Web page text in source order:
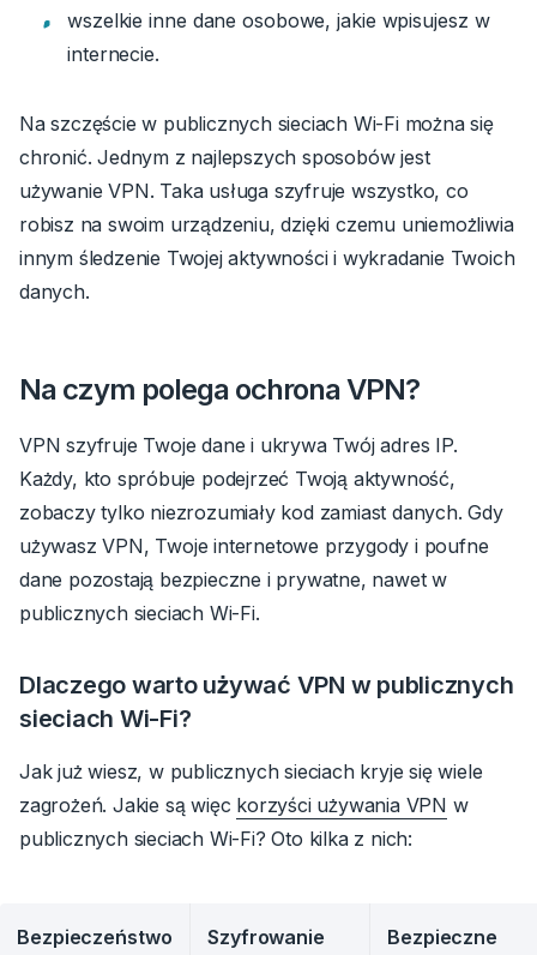
wszelkie inne dane osobowe, jakie wpisujesz w
internecie.
Na szczęście w publicznych sieciach Wi-Fi można się
chronić. Jednym z najlepszych sposobów jest
używanie VPN. Taka usługa szyfruje wszystko, co
robisz na swoim urządzeniu, dzięki czemu uniemożliwia
innym śledzenie Twojej aktywności i wykradanie Twoich
danych.
Na czym polega ochrona VPN?
VPN szyfruje Twoje dane i ukrywa Twój adres IP.
Każdy, kto spróbuje podejrzeć Twoją aktywność,
zobaczy tylko niezrozumiały kod zamiast danych. Gdy
używasz VPN, Twoje internetowe przygody i poufne
dane pozostają bezpieczne i prywatne, nawet w
publicznych sieciach Wi-Fi.
Dlaczego warto używać VPN w publicznych
sieciach Wi-Fi?
Jak już wiesz, w publicznych sieciach kryje się wiele
zagrożeń. Jakie są więc korzyści używania VPN w
publicznych sieciach Wi-Fi? Oto kilka z nich:
Bezpieczeństwo
Szyfrowanie
Bezpieczne